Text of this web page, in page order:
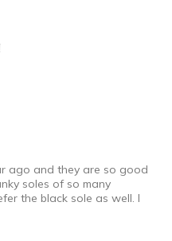
size
ago and they are so good
soles of so many
the black sole as well. I